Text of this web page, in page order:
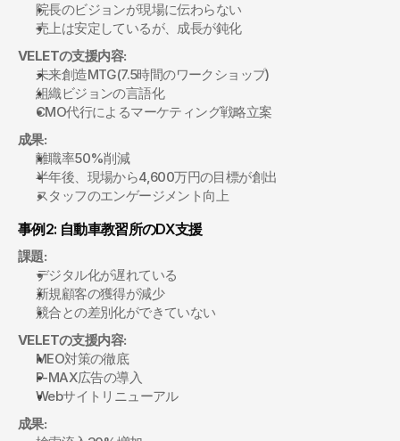
院長のビジョンが現場に伝わらない
売上は安定しているが、成長が鈍化
VELETの支援内容:
未来創造MTG(7.5時間のワークショップ)
組織ビジョンの言語化
CMO代行によるマーケティング戦略立案
成果:
離職率50%削減
半年後、現場から4,600万円の目標が創出
スタッフのエンゲージメント向上
事例2: 自動車教習所のDX支援
課題:
デジタル化が遅れている
新規顧客の獲得が減少
競合との差別化ができていない
VELETの支援内容:
MEO対策の徹底
P-MAX広告の導入
Webサイトリニューアル
成果: